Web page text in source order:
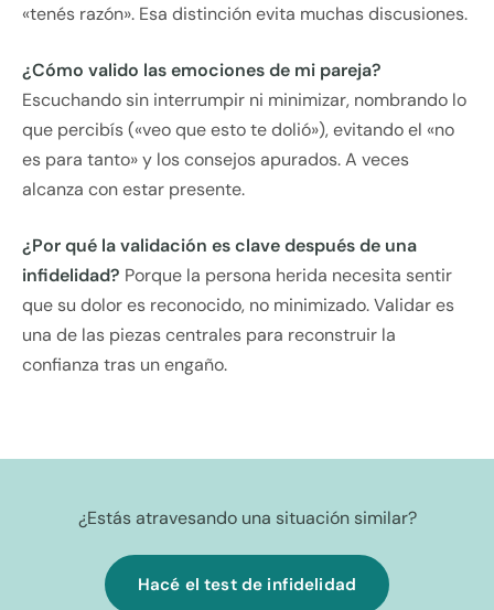
«tenés razón». Esa distinción evita muchas discusiones.
¿Cómo valido las emociones de mi pareja?
Escuchando sin interrumpir ni minimizar, nombrando lo
que percibís («veo que esto te dolió»), evitando el «no
es para tanto» y los consejos apurados. A veces
alcanza con estar presente.
¿Por qué la validación es clave después de una
infidelidad? Porque la persona herida necesita sentir
que su dolor es reconocido, no minimizado. Validar es
una de las piezas centrales para reconstruir la
confianza tras un engaño.
¿Estás atravesando una situación similar?
Hacé el test de infidelidad